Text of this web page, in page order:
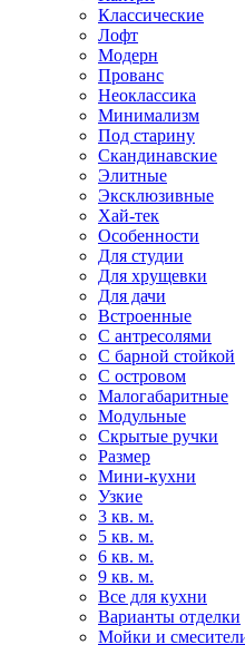
Классические
Лофт
Модерн
Прованс
Неоклассика
Минимализм
Под старину
Скандинавские
Элитные
Эксклюзивные
Хай-тек
Особенности
Для студии
Для хрущевки
Для дачи
Встроенные
С антресолями
С барной стойкой
С островом
Малогабаритные
Модульные
Скрытые ручки
Размер
Мини-кухни
Узкие
3 кв. м.
5 кв. м.
6 кв. м.
9 кв. м.
Все для кухни
Варианты отделки
Мойки и